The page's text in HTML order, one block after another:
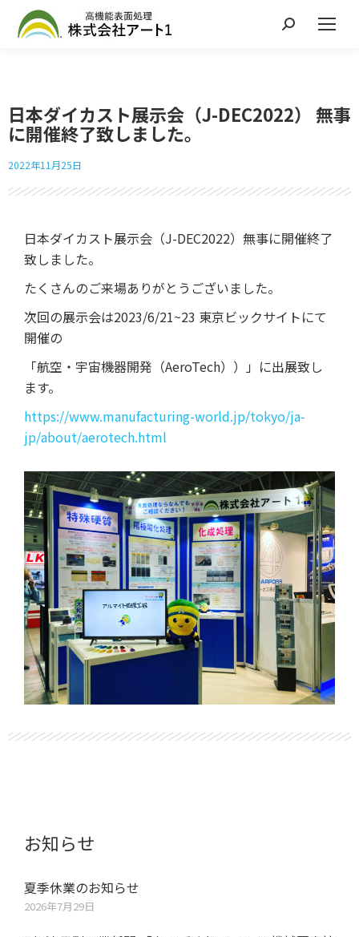
日本ダイカスト展示会（J-DEC2022） 無事
に開催終了致しました。
2022年11月25日
日本ダイカスト展示会（J-DEC2022）無事に開催終了
致しました。
たくさんのご来場ありがとうございました。
次回の展示会は2023/6/21~23 東京ビックサイトにて
開催の
「航空・宇宙機器開発（AeroTech））」に出展致し
ます。
https://www.manufacturing-world.jp/tokyo/ja-
jp/about/aerotech.html
お知らせ
夏季休業のお知らせ
2026年7月29日